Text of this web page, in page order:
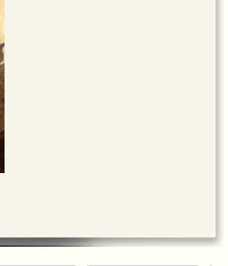
良先生接受訪問。
，於香港HMV、香港唱片、通利琴
怡基金會、葡文書店均有售。